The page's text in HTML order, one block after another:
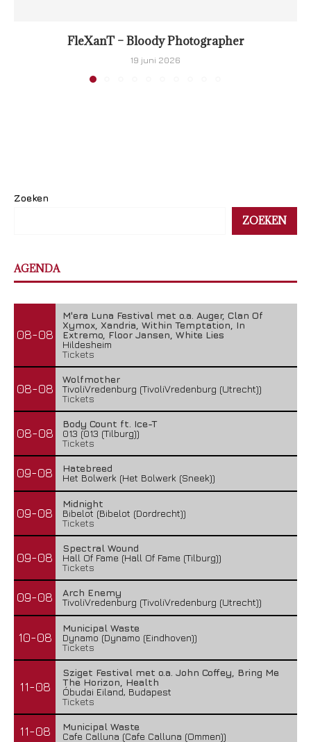
FleXanT – Bloody Photographer
19 juni 2026
Zoeken
ZOEKEN
AGENDA
08-08
M'era Luna Festival met o.a. Auger, Clan Of
Xymox, Xandria, Within Temptation, In
Extremo, Floor Jansen, White Lies
Hildesheim
Tickets
08-08
Wolfmother
TivoliVredenburg (TivoliVredenburg (Utrecht))
Tickets
08-08
Body Count ft. Ice-T
013 (013 (Tilburg))
Tickets
09-08
Hatebreed
Het Bolwerk (Het Bolwerk (Sneek))
09-08
Midnight
Bibelot (Bibelot (Dordrecht))
Tickets
09-08
Spectral Wound
Hall Of Fame (Hall Of Fame (Tilburg))
Tickets
09-08
Arch Enemy
TivoliVredenburg (TivoliVredenburg (Utrecht))
10-08
Municipal Waste
Dynamo (Dynamo (Eindhoven))
Tickets
11-08
Sziget Festival met o.a. John Coffey, Bring Me
The Horizon, Health
Óbudai Eiland, Budapest
Tickets
11-08
Municipal Waste
Cafe Calluna (Cafe Calluna (Ommen))